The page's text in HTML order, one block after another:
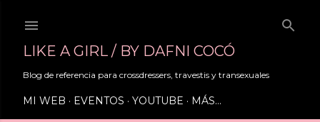
LIKE A GIRL / BY DAFNI COCÓ
Blog de referencia para crossdressers, travestis y transexuales
MI WEB EVENTOS YOUTUBE MÁS…